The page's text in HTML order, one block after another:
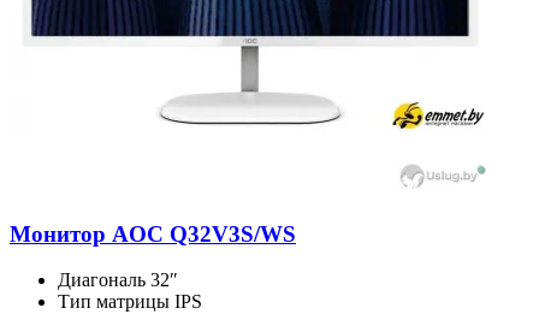
Монитор AOC Q32V3S/WS
Диагональ 32″
Тип матрицы IPS